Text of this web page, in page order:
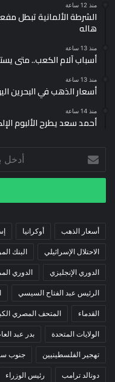
منذ 12 ساعة
الشرطة الألمانية تبطل
هاله
منذ 13 ساعة
أسباب آلام الكعب.. متى
منذ 13 ساعة
أسعار الذهب في البحرين اليوم
منذ 14 ساعة
أحمد سعد يطرح الألبوم
بريدك
الإلكتروني
أسعار الذهب أوكرانيا
الاحتلال الإسرائيلي البنك
الدوري الإنجليزي الدوري
الرئيس عبد الفتاح السيسي
القدماء المتحف المصري
الولايات المتحدة بدر عبد
تهجير الفلسطينيين جنوب
دونالد ترامب رئيس الوزراء